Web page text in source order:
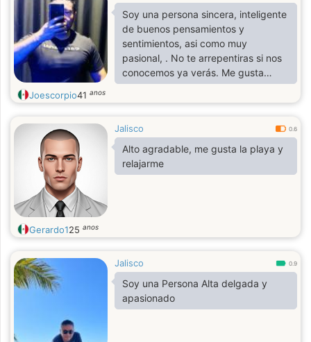
Soy una persona sincera, inteligente
de buenos pensamientos y
sentimientos, asi como muy
pasional, . No te arrepentiras si nos
conocemos ya verás. Me gusta
hacer deporte y conocer nuevas
cosas y aprender, siempre aprender.
Joescorpio41 anos
Jalisco 0.6
Alto agradable, me gusta la playa y
relajarme
Gerardo125 anos
Jalisco 0.9
Soy una Persona Alta delgada y
apasionado